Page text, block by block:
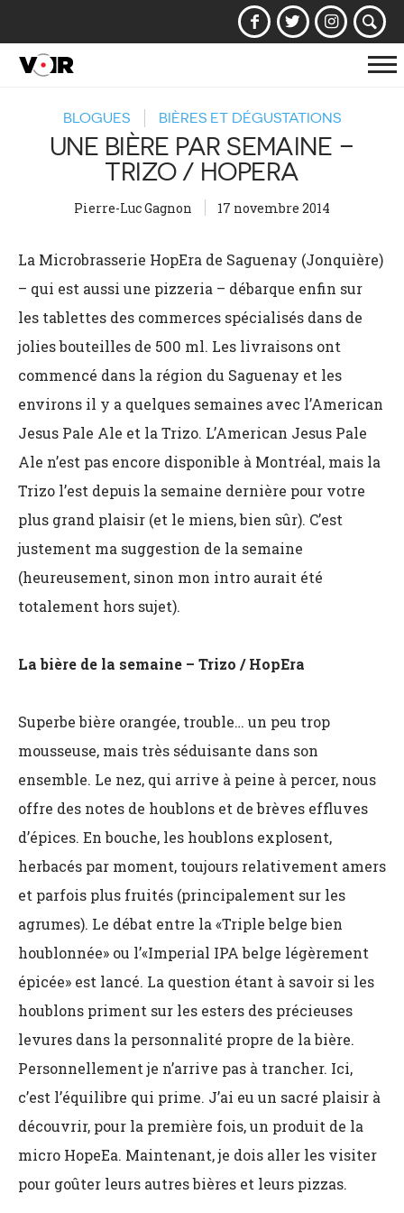
BLOGUES BIÈRES ET DÉGUSTATIONS
UNE BIÈRE PAR SEMAINE –
TRIZO / HOPERA
Pierre-Luc Gagnon 17 novembre 2014
La Microbrasserie HopEra de Saguenay (Jonquière)
– qui est aussi une pizzeria – débarque enfin sur
les tablettes des commerces spécialisés dans de
jolies bouteilles de 500 ml. Les livraisons ont
commencé dans la région du Saguenay et les
environs il y a quelques semaines avec l’American
Jesus Pale Ale et la Trizo. L’American Jesus Pale
Ale n’est pas encore disponible à Montréal, mais la
Trizo l’est depuis la semaine dernière pour votre
plus grand plaisir (et le miens, bien sûr). C’est
justement ma suggestion de la semaine
(heureusement, sinon mon intro aurait été
totalement hors sujet).
La bière de la semaine – Trizo / HopEra
Superbe bière orangée, trouble… un peu trop
mousseuse, mais très séduisante dans son
ensemble. Le nez, qui arrive à peine à percer, nous
offre des notes de houblons et de brèves effluves
d’épices. En bouche, les houblons explosent,
herbacés par moment, toujours relativement amers
et parfois plus fruités (principalement sur les
agrumes). Le débat entre la «Triple belge bien
houblonnée» ou l’«Imperial IPA belge légèrement
épicée» est lancé. La question étant à savoir si les
houblons priment sur les esters des précieuses
levures dans la personnalité propre de la bière.
Personnellement je n’arrive pas à trancher. Ici,
c’est l’équilibre qui prime. J’ai eu un sacré plaisir à
découvrir, pour la première fois, un produit de la
micro HopeEa. Maintenant, je dois aller les visiter
pour goûter leurs autres bières et leurs pizzas.